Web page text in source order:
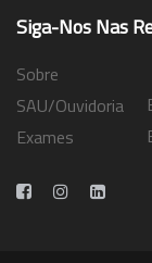
Siga-Nos Nas
Sobre
SAU/Ouvidoria
Exames